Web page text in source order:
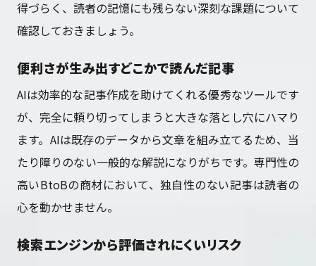
得づらく、読者の記憶にも残らない深刻な課題について
確認しておきましょう。
便利さが生み出すどこかで読んだ記事
AIは効率的な記事作成を助けてくれる優秀なツールです
が、完全に頼り切ってしまうと大きな落とし穴にハマり
ます。AIは既存のデータから文章を組み立てるため、当
たり障りのない一般的な解説になりがちです。専門性の
高いBtoBの商材において、独自性のない記事は読者の
心を動かせません。
検索エンジンから評価されにくいリスク